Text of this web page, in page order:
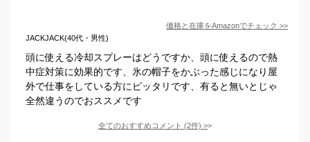
価格と在庫をAmazonでチェック >>
JACKJACK(40代・男性)
頭に使える冷却スプレーはどうですか、頭に使えるので熱
中症対策に効果的です、氷の帽子をかぶった感じになり屋
外で仕事をしている方にピッタリです、有ると無いとじゃ
全然違うのでおススメです
全てのおすすめコメント (2件) >